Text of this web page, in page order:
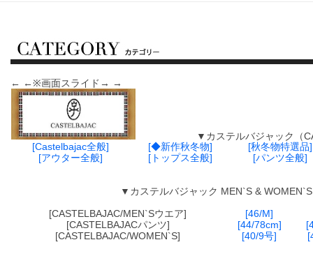
← ←※画面スライド→ →
▼カステルバジャック（
[Castelbajac全般]
[◆新作秋冬物]
[秋冬物特選品]
[アウター全般]
[トップス全般] [パンツ全般]
▼カステルバジャック MEN`S &
[CASTELBAJAC/MEN`Sウエア]
[46/M]
[CASTELBAJACパンツ]
[44/78cm]
[CASTELBAJAC/WOMEN`S]
[40/9号]